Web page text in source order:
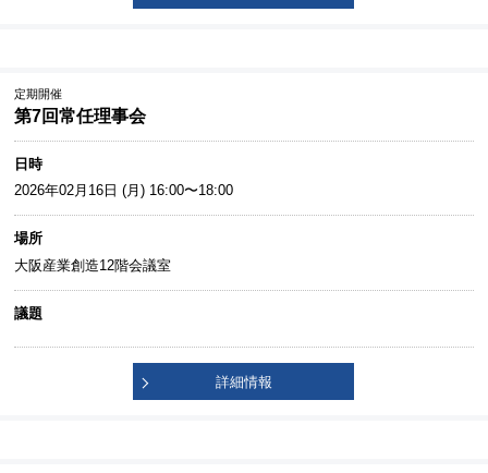
定期開催
第7回常任理事会
日時
2026年02月16日 (月) 16:00〜18:00
場所
大阪産業創造12階会議室
議題
詳細情報